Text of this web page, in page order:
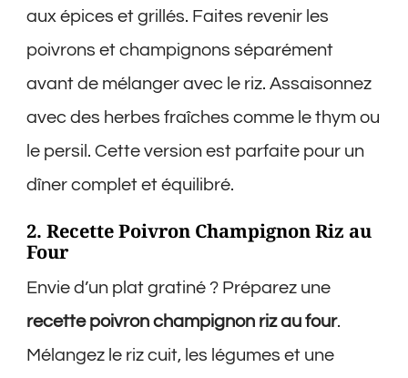
aux épices et grillés. Faites revenir les
poivrons et champignons séparément
avant de mélanger avec le riz. Assaisonnez
avec des herbes fraîches comme le thym ou
le persil. Cette version est parfaite pour un
dîner complet et équilibré.
2. Recette Poivron Champignon Riz au
Four
Envie d’un plat gratiné ? Préparez une
recette poivron champignon riz au four.
Mélangez le riz cuit, les légumes et une